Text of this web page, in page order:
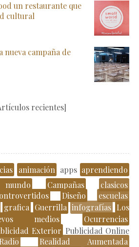
un restaurante que
cultural
nueva campaña de
recientes]
animación apps aprendiendo
Campañas
clasicos
Diseño
escuelas
grafica Guerrilla infografías Los
medios
Ocurrencias
Exterior Publicidad Online
Radio
Realidad Aumentada